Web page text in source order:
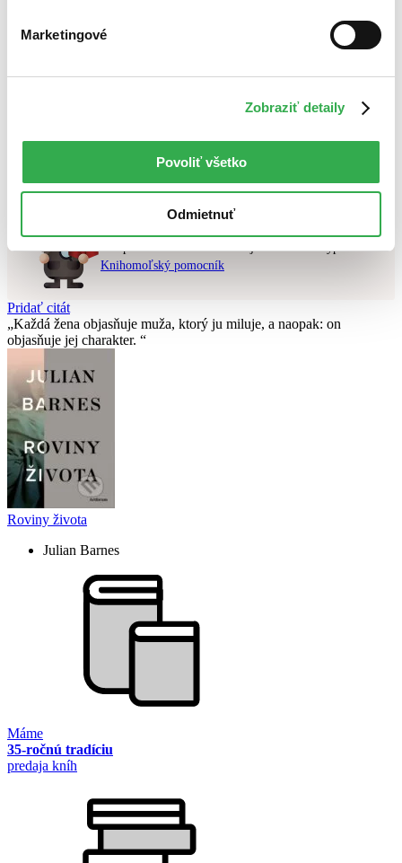
Marketingové
Zobraziť detaily
Povoliť všetko
Odmietnuť
Najlacnejšie
Skúste prosím zmeniť vyhľadávaný výraz.
Knihomoľský pomocník
Pridať citát
Každá žena objasňuje muža, ktorý ju miluje, a naopak: on
objasňuje jej charakter.
Roviny života
Julian Barnes
Máme
35-ročnú tradíciu
predaja kníh